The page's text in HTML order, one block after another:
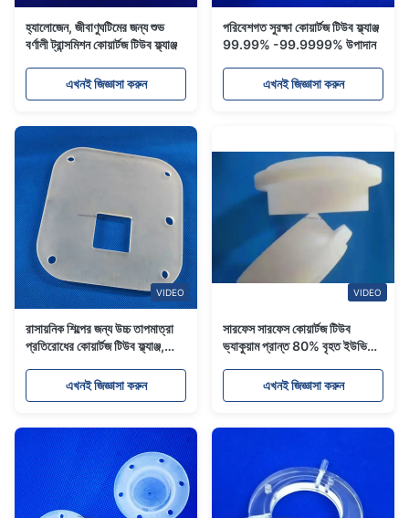
হ্যালোজেন, জীবাণুঘটিমের জন্য শুভ
বর্ণালী ট্রান্সমিশন কোয়ার্টজ টিউব ফ্ল্যাঞ্জ
এখনই জিজ্ঞাসা করুন
পরিবেশগত সুরক্ষা কোয়ার্টজ টিউব ফ্ল্যাঞ্জ
99.99% -99.9999% উপাদান
এখনই জিজ্ঞাসা করুন
VIDEO
রাসায়নিক শিল্পের জন্য উচ্চ তাপমাত্রা
প্রতিরোধের কোয়ার্টজ টিউব ফ্ল্যাঞ্জ,
এখনই জিজ্ঞাসা করুন
VIDEO
সারফেস সারফেস কোয়ার্টজ টিউব
ভ্যাকুয়াম প্রান্ত 80% বৃহত ইউভি
এখনই জিজ্ঞাসা করুন